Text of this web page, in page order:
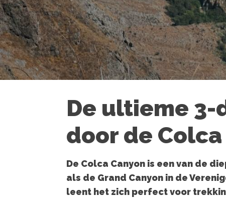
De ultieme
door de
De Colca Canyon is een van de
als de Grand Canyon in de
leent het zich perfect voor